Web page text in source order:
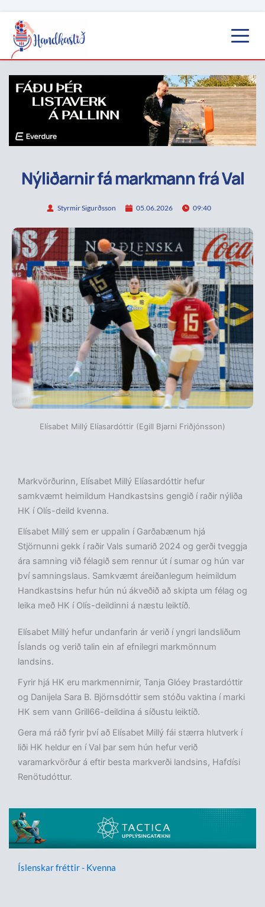
Nýliðarnir fá markmann frá Val
Styrmir Sigurðsson 05.06.2026 09:40
Elísabet Millý Elíasardóttir (Egill Bjarni Friðjónsson)
Markvörðurinn, Elísabet Millý Elíasardóttir hefur
samkvæmt heimildum Handkastsins gengið í raðir nýliða
HK í Olís-deild kvenna.
Elísabet Millý sem er uppalin í Garðabænum hjá
Stjörnunni gekk í raðir Vals sumarið 2024 og gerði tveggja
ára samning við félagið sem rennur út í sumar og hún var
því samningslaus. Samkvæmt áreiðanlegum heimildum
Handkastsins hefur hún nú ákveðið að skipta um félag og
leika með HK í Olís-deildinni á næstu leiktíð.
Elísabet Millý hefur undanfarin ár verið í yngri landsliðum
Íslands og verið talin ein af efnilegri markmönnum
landsins.
Fyrir hjá HK eru markmennirnir, Tanja Glóey Þrastardóttir
og Danijela Sara B. Björnsdóttir sem stóðu vaktina í marki
HK sem vann Grill66-deildina á síðustu leiktíð.
Gera má ráð fyrir því að Elísabet Millý fái stærra hlutverk í
liði HK heldur en í Val þar sem hún hefur verið
varamarkvörður á eftir besta markverði landsins, Hafdísi
Renötudóttur.
Íslenskar fréttir - Kvenna